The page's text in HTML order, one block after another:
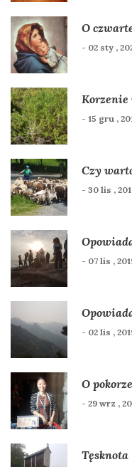
O
- 02 sty ,
Korzenie
- 15 gru ,
Czy
- 30 lis ,
- 07 lis ,
- 02 lis ,
O pokorze
- 29 wrz ,
Tęsknota